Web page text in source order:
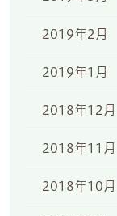
2019年2月
2019年1月
2018年12月
2018年11月
2018年10月